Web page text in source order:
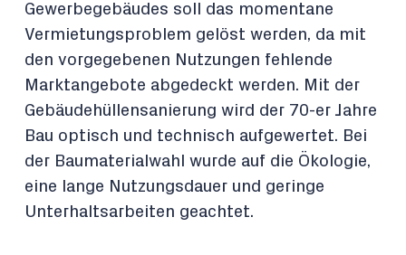
Gewerbegebäudes soll das momentane
Vermietungsproblem gelöst werden, da mit
den vorgegebenen Nutzungen fehlende
Marktangebote abgedeckt werden. Mit der
Gebäudehüllensanierung wird der 70-er Jahre
Bau optisch und technisch aufgewertet. Bei
der Baumaterialwahl wurde auf die Ökologie,
eine lange Nutzungsdauer und geringe
Unterhaltsarbeiten geachtet.